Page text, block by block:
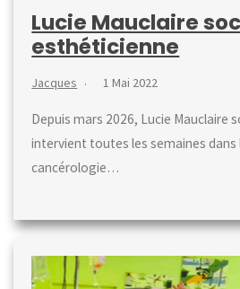
Lucie Mauclaire
esthéticienne
Jacques 1 Mai 2022
Depuis mars 2026, Lucie Mauclaire
intervient toutes les semaines dans
cancérologie…